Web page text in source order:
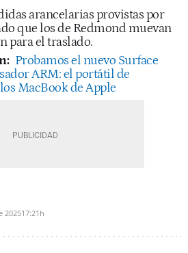
arancelarias provistas por
que los de Redmond muevan
para el traslado.
Probamos el nuevo Surface
ARM: el portátil de
MacBook de Apple
202517:21h